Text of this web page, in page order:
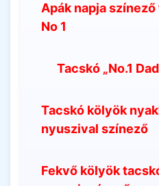
Apák napja
No 1
Tacskó „No.1
Tacskó kölyök
nyuszival színező
Fekvő kölyök